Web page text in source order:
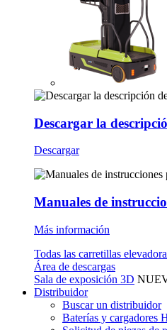
Descargar la
Descargar
Manuales de
Más información
Todas las carretillas
Área de descargas
Sala de exposición 3D
Distribuidor
Buscar un distribuidor
Baterías y cargadores